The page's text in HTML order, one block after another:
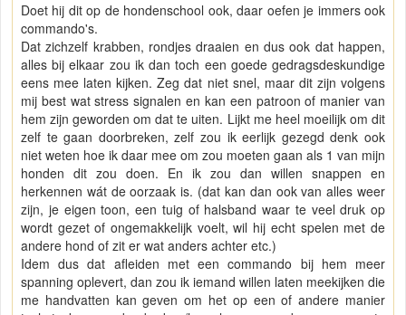
Doet hij dit op de hondenschool ook, daar oefen je immers ook
commando's.
Dat zichzelf krabben, rondjes draaien en dus ook dat happen,
alles bij elkaar zou ik dan toch een goede gedragsdeskundige
eens mee laten kijken. Zeg dat niet snel, maar dit zijn volgens
mij best wat stress signalen en kan een patroon of manier van
hem zijn geworden om dat te uiten. Lijkt me heel moeilijk om dit
zelf te gaan doorbreken, zelf zou ik eerlijk gezegd denk ook
niet weten hoe ik daar mee om zou moeten gaan als 1 van mijn
honden dit zou doen. En ik zou dan willen snappen en
herkennen wát de oorzaak is. (dat kan dan ook van alles weer
zijn, je eigen toon, een tuig of halsband waar te veel druk op
wordt gezet of ongemakkelijk voelt, wil hij echt spelen met de
andere hond of zit er wat anders achter etc.)
Idem dus dat afleiden met een commando bij hem meer
spanning oplevert, dan zou ik iemand willen laten meekijken die
me handvatten kan geven om het op een of andere manier